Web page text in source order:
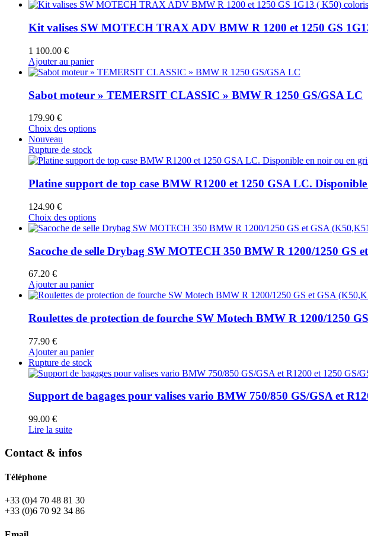
produit
Kit valises SW MOTECH TRAX ADV BMW R 1200 et 1250 GS
1 100.00 €
Ajouter au panier
Sabot moteur » TEMERSIT CLASSIC » BMW R 1250 GS/GSA LC
179.90 €
Choix des optionsCe
plusieurs
Les
options
choisies
sur
la
page
Nouveau
Rupture de stock
Platine support de top case BMW R1200 et 1250 GSA LC.
124.90 €
Choix des optionsCe
produit
plusieurs
variations.
peuvent
être
choisies
sur
Sacoche de selle Drybag SW MOTECH 350 BMW R 1200/1250 GS
67.20 €
Ajouter au panier
Roulettes de protection de fourche SW Motech BMW R 1200/1250
77.90 €
Ajouter au panier
Rupture de stock
Support de bagages pour valises vario BMW 750/850 GS/GSA et
99.00 €
Lire la suite
Contact & infos
Téléphone
+33 (0)4 70 48 81 30
+33 (0)6 70 92 34 86